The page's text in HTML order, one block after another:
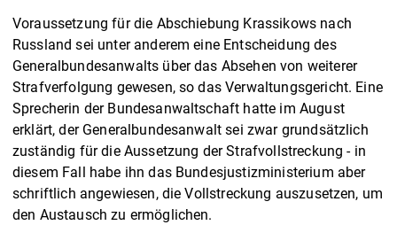
Voraussetzung für die Abschiebung Krassikows nach
Russland sei unter anderem eine Entscheidung des
Generalbundesanwalts über das Absehen von weiterer
Strafverfolgung gewesen, so das Verwaltungsgericht. Eine
Sprecherin der Bundesanwaltschaft hatte im August
erklärt, der Generalbundesanwalt sei zwar grundsätzlich
zuständig für die Aussetzung der Strafvollstreckung - in
diesem Fall habe ihn das Bundesjustizministerium aber
schriftlich angewiesen, die Vollstreckung auszusetzen, um
den Austausch zu ermöglichen.